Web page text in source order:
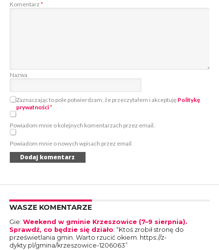
Komentarz *
Nazwa
Zaznaczając to pole potwierdzam, że przeczytałem i akceptuję Politykę
prywatności*
Powiadom mnie o kolejnych komentarzach przez email.
Powiadom mnie o nowych wpisach przez email.
WASZE KOMENTARZE
Gie: Weekend w gminie Krzeszowice (7–9 sierpnia).
Sprawdź, co będzie się działo: “Ktoś zrobił stronę do
prześwietlania gmin. Warto rzucić okiem. https://z-
dykty.pl/gmina/krzeszowice-1206063”